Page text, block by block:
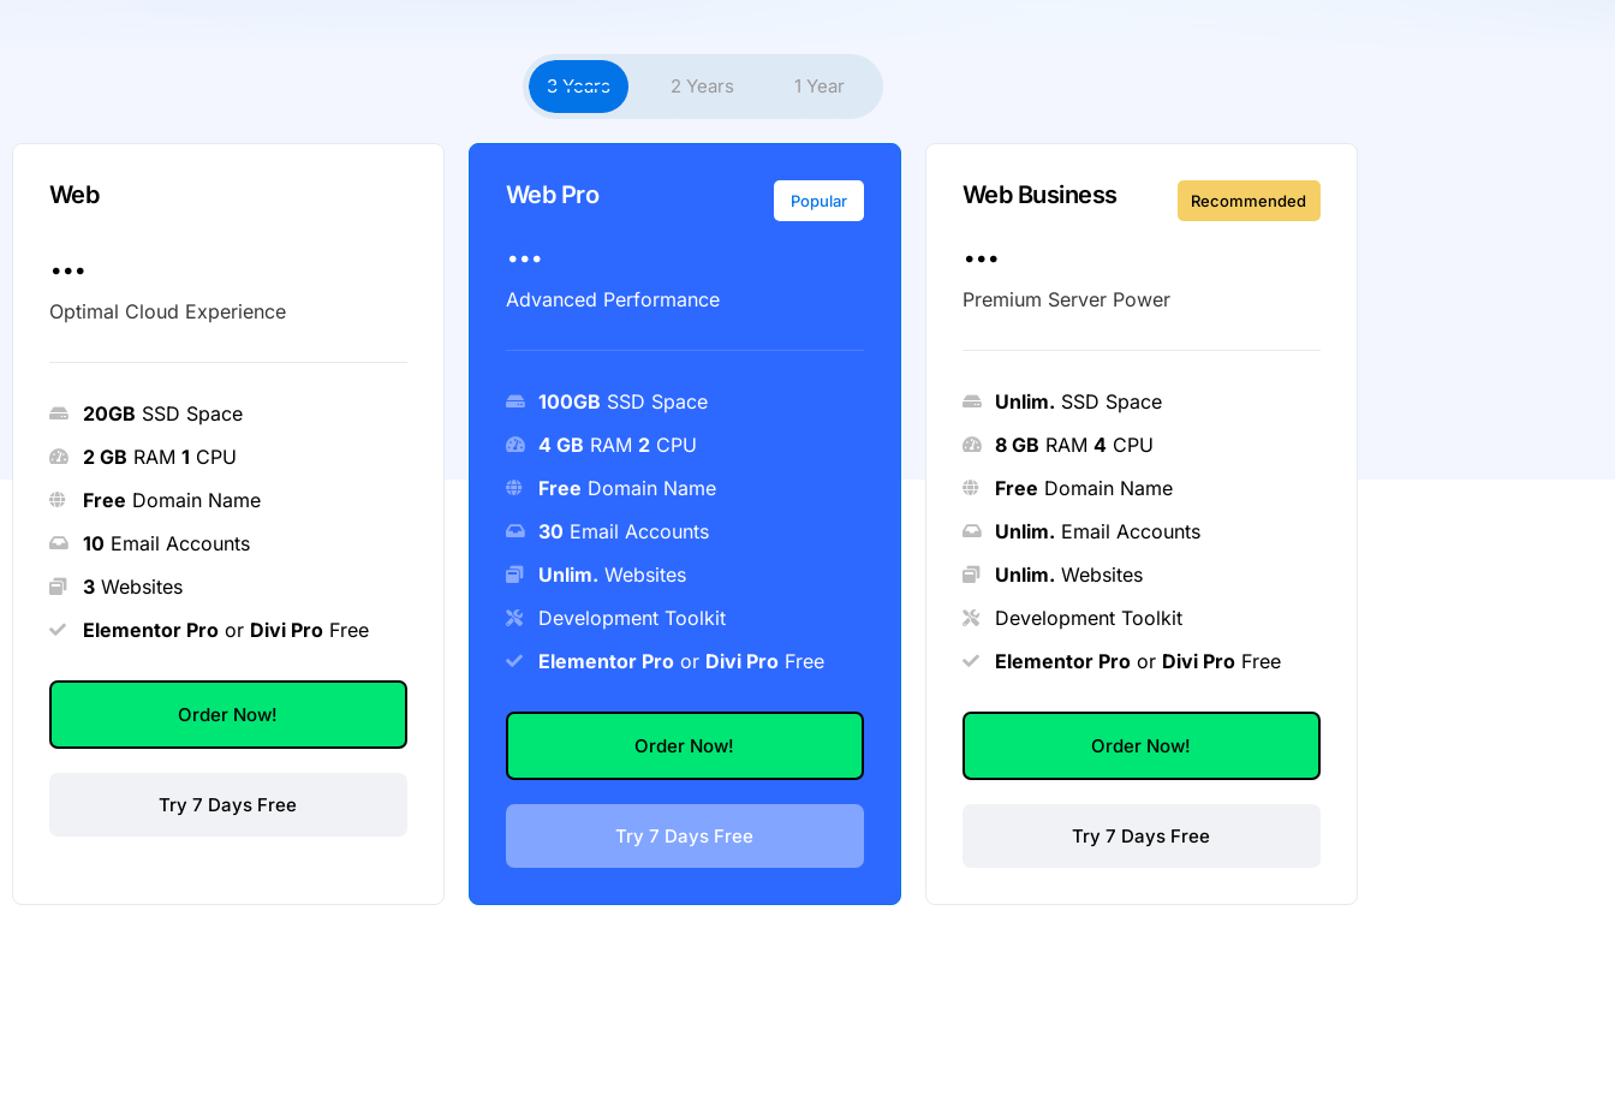
3 Years 2 Years 1 Year
Web
...
Optimal Cloud Experience
20GB SSD Space
2 GB RAM 1 CPU
Free Domain Name
10 Email Accounts
3Websites
Elementor Proor Divi ProFree
Order Now!
Try 7 Days Free
Web Pro Popular
...
Advanced Performance
100GB SSD Space
4 GB RAM 2 CPU
Free Domain Name
30 Email Accounts
Unlim. Websites
Development Toolkit
Elementor Pro or Divi Pro Free
Order Now!
Try 7 Days Free
Web Business Recommended
...
Premium Server Power
Unlim. SSD Space
8 GB RAM4 CPU
Free Domain Name
Unlim. Email Accounts
Unlim. Websites
Development Toolkit
Elementor Pro or Divi Pro Free
Order Now!
Try 7 Days Free